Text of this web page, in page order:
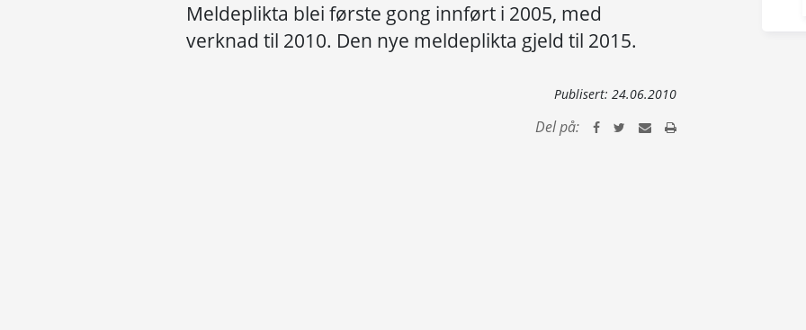
Meldeplikta blei første gong innført i 2005, med
verknad til 2010. Den nye meldeplikta gjeld til 2015.
Publisert: 24.06.2010
Del på: